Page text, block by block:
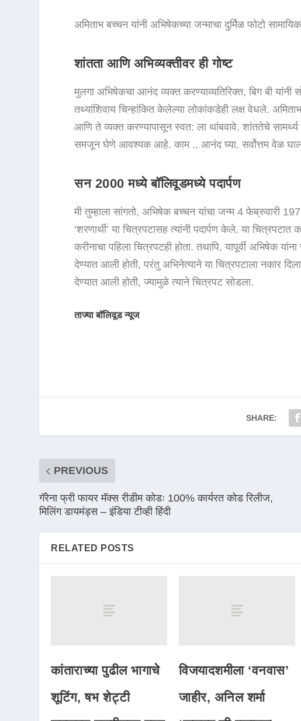
अमिताभ बच्चन यांनी अभिषेकच्या जन्माचा दुर्मिळ फोटो
शांतता आणि अभिव्यक्तीवर ही गोष्ट
मुलगा अभिषेकचा आनंद व्यक्त करण्याव्यतिरिक्त, बिग बी यांनी
तथ्यांशिवाय चिन्हांकित केलेल्या लोकांकडेही लक्ष वेधले.
आणि ते व्यक्त करण्यापासून स्वत: ला थांबवावे. शांततेचे
समजून घेणे आवश्यक आहे. काम .. आनंद घ्या. सर्वोत्तम वेळ
सन 2000 मध्ये बॉलिवूडमध्ये पदार्पण
मी तुम्हाला सांगतो, अभिषेक बच्चन यांचा जन्म 4 फेब्रुवारी
‘शरणार्थी’ या चित्रपटासह त्यांनी पदार्पण केले. या
करीनाचा पहिला चित्रपटही होता. तथापि, यापूर्वी अभिषेक
देण्यात आली होती, परंतु अभिनेत्याने या चित्रपटाला नकार
देण्यात आली होती, ज्यामुळे त्याने चित्रपट सोडला.
ताज्या बॉलिवूड न्यूज
SHARE:
PREVIOUS
गॅरेना फ्री फायर मॅक्स रीडीम कोडः 100% कार्यरत कोड रिलीज,
मिलिंग डायमंड्स – इंडिया टीव्ही हिंदी
RELATED POSTS
कांताराच्या पुढील भागाचे
शूटिंग, षभ शेट्टी
विजयादशमीला ‘वनवास’
जाहीर, अनिल शर्मा